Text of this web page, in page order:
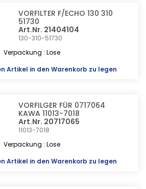
VORFILTER F/ECHO 130 310
51730
Art.Nr. 21404104
130-310-51730
Verpackung : Lose
Artikel in den Warenkorb zu legen
VORFILGER FÜR 0717064
KAWA 11013-7018
Art.Nr. 20717065
11013-7018
Verpackung : Lose
Artikel in den Warenkorb zu legen